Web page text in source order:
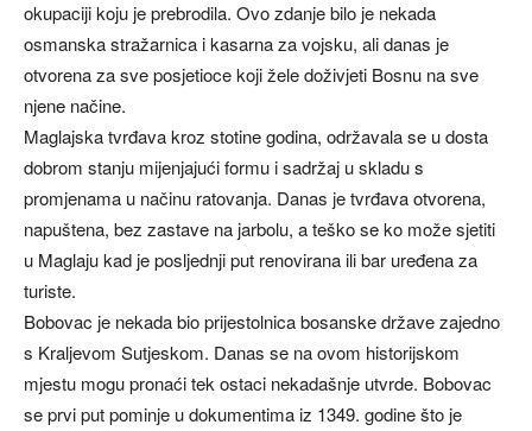
okupaciji koju je prebrodila. Ovo zdanje bilo je nekada
osmanska stražarnica i kasarna za vojsku, ali danas je
otvorena za sve posjetioce koji žele doživjeti Bosnu na sve
njene načine.
Maglajska tvrđava kroz stotine godina, održavala se u dosta
dobrom stanju mijenjajući formu i sadržaj u skladu s
promjenama u načinu ratovanja. Danas je tvrđava otvorena,
napuštena, bez zastave na jarbolu, a teško se ko može sjetiti
u Maglaju kad je posljednji put renovirana ili bar uređena za
turiste.
Bobovac je nekada bio prijestolnica bosanske države zajedno
s Kraljevom Sutjeskom. Danas se na ovom historijskom
mjestu mogu pronaći tek ostaci nekadašnje utvrde. Bobovac
se prvi put pominje u dokumentima iz 1349. godine što je